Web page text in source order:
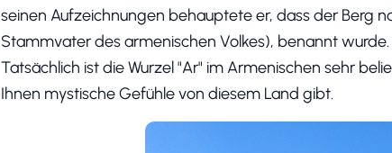
seinen Aufzeichnungen behauptete er, dass der Berg
Stammvater des armenischen Volkes), benannt
Tatsächlich ist die Wurzel "Ar" im Armenischen sehr
Ihnen mystische Gefühle von diesem Land gibt.